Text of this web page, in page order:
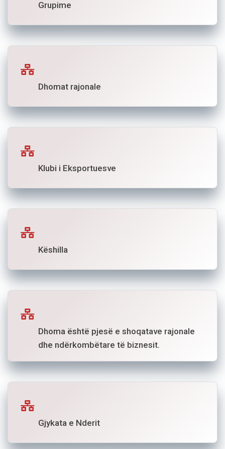
Grupime
Dhomat rajonale
Klubi i Eksportuesve
Këshilla
Dhoma është pjesë e shoqatave rajonale
dhe ndërkombëtare të biznesit.
Gjykata e Nderit